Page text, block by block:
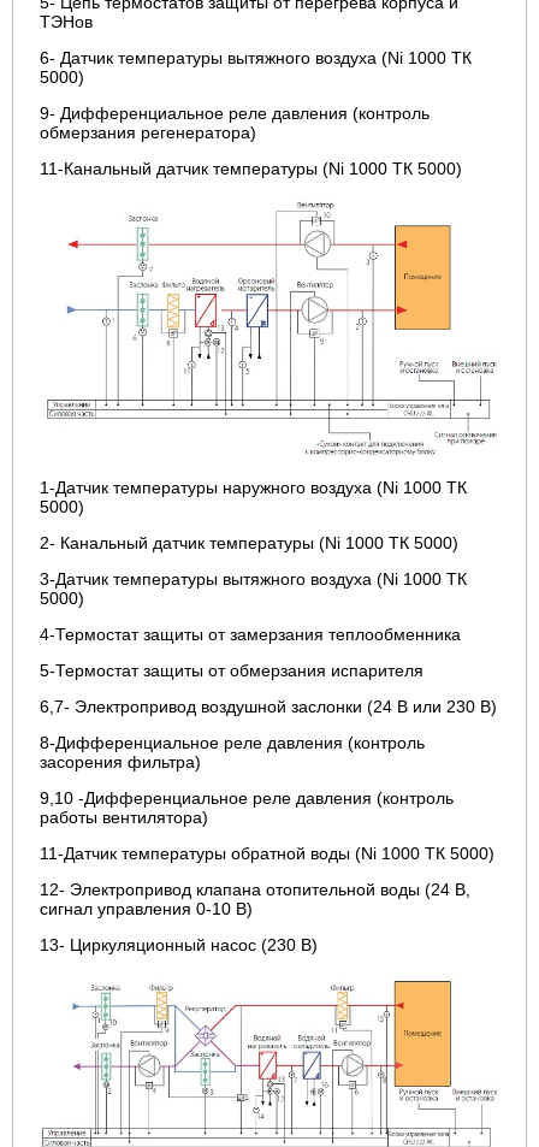
ТЭНов
6- Датчик температуры вытяжного воздуха (Ni 1000 ТК
5000)
9- Дифференциальное реле давления (контроль
обмерзания регенератора)
11-Канальный датчик температуры (Ni 1000 ТК 5000)
1-Датчик температуры наружного воздуха (Ni 1000 ТК
5000)
2- Канальный датчик температуры (Ni 1000 ТК 5000)
3-Датчик температуры вытяжного воздуха (Ni 1000 ТК
5000)
4-Термостат защиты от замерзания теплообменника
5-Термостат защиты от обмерзания испарителя
6,7- Электропривод воздушной заслонки (24 В или 230 В)
8-Дифференциальное реле давления (контроль
засорения фильтра)
9,10 -Дифференциальное реле давления (контроль
работы вентилятора)
11-Датчик температуры обратной воды (Ni 1000 ТК 5000)
12- Электропривод клапана отопительной воды (24 В,
сигнал управления 0-10 В)
13- Циркуляционный насос (230 В)